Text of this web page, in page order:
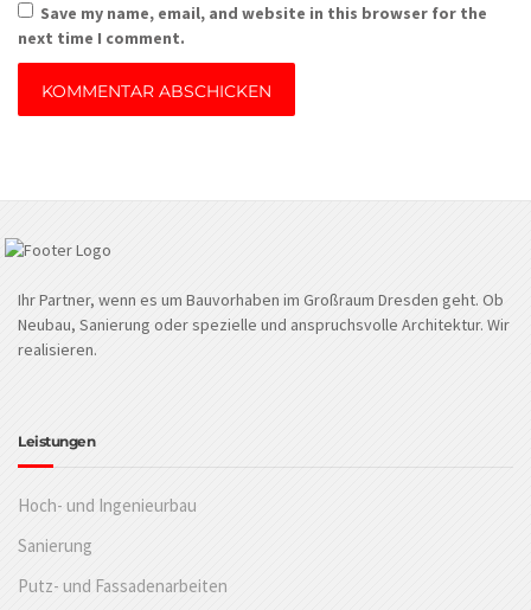
Save my name, email, and website in this browser for the
next time I comment.
Ihr Partner, wenn es um Bauvorhaben im Großraum Dresden geht. Ob
Neubau, Sanierung oder spezielle und anspruchsvolle Architektur. Wir
realisieren.
Leistungen
Hoch- und Ingenieurbau
Sanierung
Putz- und Fassadenarbeiten